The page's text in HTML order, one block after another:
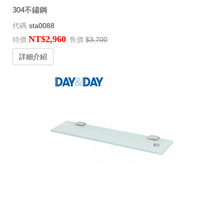
304不鏽鋼
代碼 sta0088
特價 NT$2,960 售價 $3,700
詳細介紹